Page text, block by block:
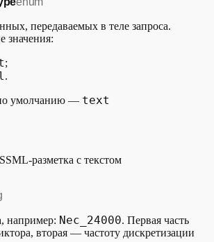
передаваемых в теле запроса.
значения:
;
.
умолчанию — text
разметка с текстом
например: Nec_24000. Первая часть
вторая — частоту дискретизации